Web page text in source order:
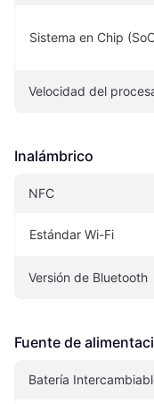
Sistema en Chip
Velocidad del
Inalámbrico
NFC
Estándar Wi-Fi
Versión de Bluetooth
Fuente de
Batería